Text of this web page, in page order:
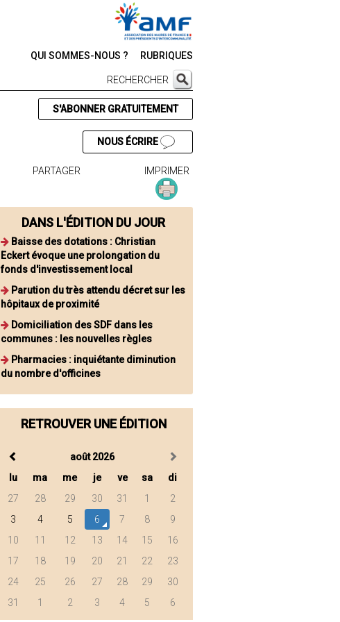
QUI SOMMES-NOUS ? RUBRIQUES
RECHERCHER
S'ABONNER GRATUITEMENT
NOUS ÉCRIRE
PARTAGER IMPRIMER
DANS L'ÉDITION DU JOUR
Baisse des dotations : Christian
Eckert évoque une prolongation du
fonds d'investissement local
Parution du très attendu décret sur les
hôpitaux de proximité
Domiciliation des SDF dans les
communes : les nouvelles règles
Pharmacies : inquiétante diminution
du nombre d'officines
RETROUVER UNE ÉDITION
août 2026
lu
ma me je ve sa
di
27
28 29 30 31 1
2
3
4 5 6 7 8
9
10
11 12 13 14 15
16
17
18 19 20 21 22
23
24
25 26 27 28 29
30
31
1 2 3 4 5 6